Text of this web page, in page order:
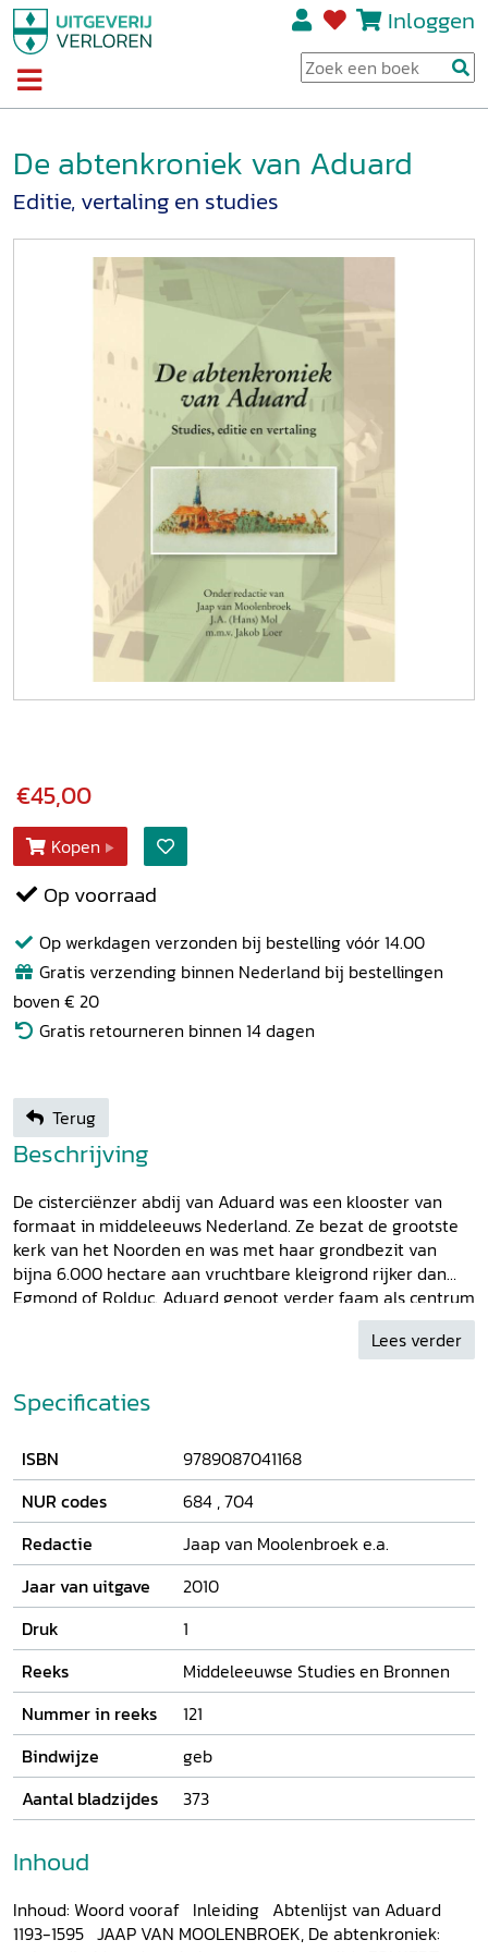
Inloggen
De abtenkroniek van Aduard
Editie, vertaling en studies
€45,00
Kopen
Op voorraad
Op werkdagen verzonden bij bestelling vóór 14.00
Gratis verzending binnen Nederland bij bestellingen
boven € 20
Gratis retourneren binnen 14 dagen
Terug
Beschrijving
De cisterciënzer abdij van Aduard was een klooster van
formaat in middeleeuws Nederland. Ze bezat de grootste
kerk van het Noorden en was met haar grondbezit van
bijna 6.000 hectare aan vruchtbare kleigrond rijker dan
Egmond of Rolduc. Aduard genoot verder faam als centrum
van geleerdheid in de late vijftiende eeuw. Omdat het
kloosterarchief vrijwel geheel verloren is gegaan, is de
abtenkroniek. In deze bundel wordt daarvan een nieuwe
wetenschappelijke uitgave met parallelvertaling
kroniek gebaseerde bijdragen over verschillende aspecten
van de abdijgeschiedenis. De onderwerpen die daarin aan
bod komen, zijn: de kroniek als spiegel van geleerdheid en
devotie, Aduard en de cisterciënzerorde, de abdij als
godsdienstig centrum en cultusoord, de kroniek en de
bouw van het klooster, de monniken en het landschap,
bezitsverwerving en goederenbeheer en Aduard in het
politieke krachtenveld.
Lees verder
Specificaties
ISBN
9789087041168
NUR codes
684 ,704
Redactie
Jaap van Moolenbroek e.a.
Jaar van uitgave
2010
Druk
1
Reeks
Middeleeuwse Studies en Bronnen
Nummer in reeks
121
Bindwijze
geb
Aantal bladzijdes
373
Inhoud
Inhoud: Woord vooraf Inleiding Abtenlijst van Aduard
1193-1595 JAAP VAN MOOLENBROEK, De abtenkroniek: